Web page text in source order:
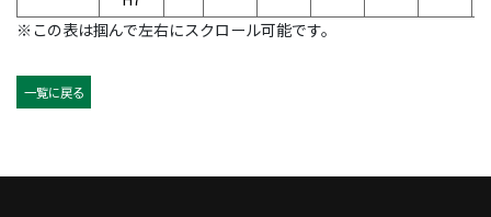
※この表は掴んで左右にスクロール可能です。
一覧に戻る